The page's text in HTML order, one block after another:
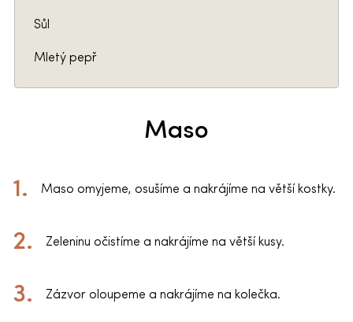
Sůl
Mletý pepř
Maso
Maso omyjeme, osušíme a nakrájíme na větší kostky.
Zeleninu očistíme a nakrájíme na větší kusy.
Zázvor oloupeme a nakrájíme na kolečka.